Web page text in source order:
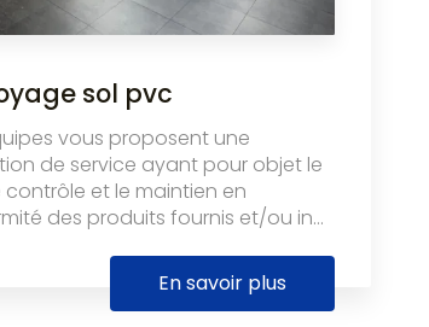
sol pvc
vous proposent une
de service ayant pour objet le
contrôle et le maintien en
des produits fournis et/ou in...
En savoir plus